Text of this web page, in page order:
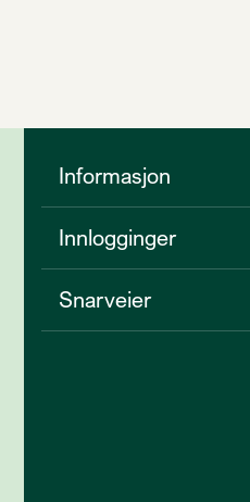
Informasjon
Innlogginger
Snarveier